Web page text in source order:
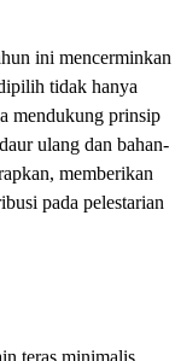
ini mencerminkan
tidak hanya
mendukung prinsip
ulang dan bahan-
memberikan
pada pelestarian
teras minimalis.